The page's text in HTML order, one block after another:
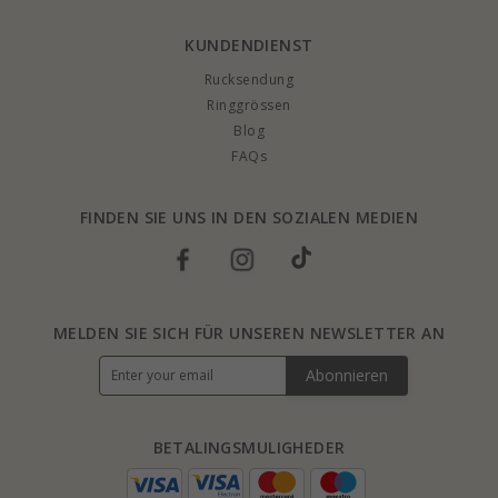
unsere Halsketten aus Weißgold sind Ordentlich
diese innerhalb kurzer Zeit in einer schönen Geschenkbox.
HALSKETTEN AUS 8 KARAT UND 14 KARAT WEISSGOLD
Design und in guter Qualität. Halsketten aus 8 Karat und 14 Karat Weißgold
verleihen möchten. Sie schmücken jeden und können in vielen
Zusammenhängen getragen werden.
WEISSGOLD HALSKETTEN IN 38 CM, 42 CM UND 45 C
Weißgold Halsketten in 38 cm, 42 cm und 45 cm sehen stilvoll aus, da
Weißgold dazu beiträgt, fantastisch eleganten und schönen Schmuck
Zusammenhängen und sowohl mit als auch ohne Anhänger verwendet
jemanden, den Sie interessieren.
KUNDENDIENST
Rucksendung
Ringgrössen
Blog
FAQs
FINDEN SIE UNS IN DEN SOZIALEN MEDIEN
BETALINGSMULIGHEDER
MELDEN SIE SICH FÜR UNSEREN NEWSLETTER AN
Abonnieren